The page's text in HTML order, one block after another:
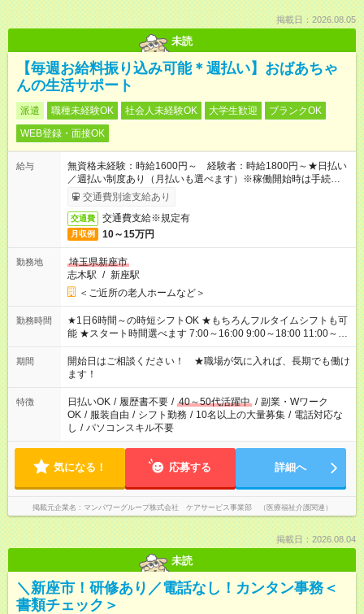
掲載日：2026.08.05
未読
【毎週お給料振り込み可能＊週払い】おばあちゃ
んの生活サポート
派遣 職種未経験OK 社会人未経験OK 大学生歓迎
ブランクOK
WEB登録・面接OK
給与
無資格未経験：時給1600円～ 経験者：時給1800円～★日払い
／週払い制度あり（月払いも選べます）※稼働開始時は手続き完
了次第のお支払いとなります。
交通費別途支給あり
交通費 交通費支給※規定有
月収例 10～15万円
勤務地
埼玉県新座市
志木駅 / 新座駅
＜ご近所の老人ホームなど＞
勤務時間
★1日6時間～の時短シフトOK ★もちろんフルタイムシフトも可
能 ★スタート時間選べます 7:00～16:00 9:00～18:00 11:00～
20:00 など 残業なし！ ※Wワークの場合、他のお仕事と合わせ
週40時間超の就業はご案内できません ※法令に基づき、週20時
間以上勤務は社会保険への加入対象となります ※労働者派遣法
（日雇い派遣の原則禁止）により、短時間・短期間の就業はご
案内が難しい場合があります
期間
開始日はご相談ください！ ★職場が気に入れば、長期でも働け
ます！
特徴 日払いOK / 履歴書不要 / 40～50代活躍中 / 副業・Wワーク
OK / 服装自由 / シフト勤務 / 10名以上の大量募集 / 電話対応な
し / パソコンスキル不要
気になる！ 応募する 詳細へ
掲載元企業名 マンパワーグループ株式会社 ケアサービス事業部 （医療福祉介護関連）
掲載日：2026.08.04
未読
＼新座市！研修あり／電話なし！カンタン事務＜
書類チェック＞